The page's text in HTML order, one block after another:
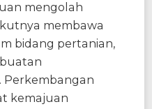
mengolah
membawa
bidang pertanian,
Perkembangan
kemajuan